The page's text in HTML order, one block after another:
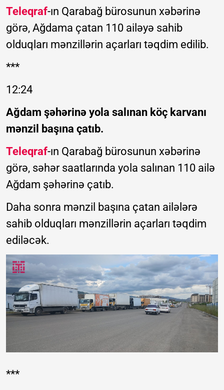
Teleqraf-ın Qarabağ bürosunun xəbərinə
görə, Ağdama çatan 110 ailəyə sahib
olduqları mənzillərin açarları təqdim edilib.
***
12:24
Ağdam şəhərinə yola salınan köç karvanı
mənzil başına çatıb.
Teleqraf-ın Qarabağ bürosunun xəbərinə
görə, səhər saatlarında yola salınan 110 ailə
Ağdam şəhərinə çatıb.
Daha sonra mənzil başına çatan ailələrə
sahib olduqları mənzillərin açarları təqdim
ediləcək.
***